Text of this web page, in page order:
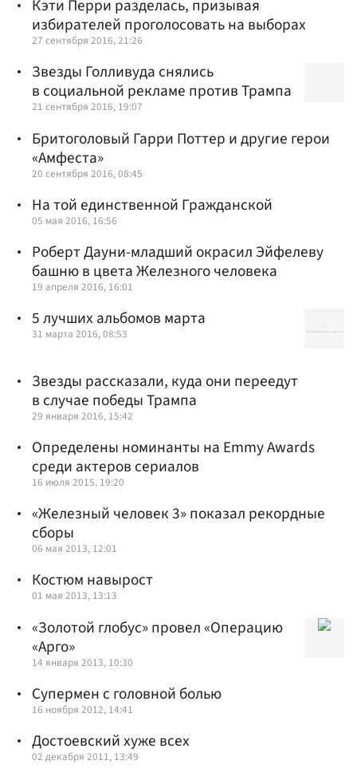
Кэти Перри разделась, призывая
избирателей проголосовать на выборах
27 сентября 2016, 21:26
Звезды Голливуда снялись
в социальной рекламе против Трампа
21 сентября 2016, 19:07
Бритоголовый Гарри Поттер и другие герои
«Амфеста»
20 сентября 2016, 08:45
На той единственной Гражданской
05 мая 2016, 16:56
Роберт Дауни-младший окрасил Эйфелеву
башню в цвета Железного человека
19 апреля 2016, 16:01
5 лучших альбомов марта
31 марта 2016, 08:53
Звезды рассказали, куда они переедут
в случае победы Трампа
29 января 2016, 15:42
Определены номинанты на Emmy Awards
среди актеров сериалов
16 июля 2015, 19:20
«Железный человек 3» показал рекордные
сборы
06 мая 2013, 12:01
Костюм навырост
01 мая 2013, 13:13
«Золотой глобус» провел «Операцию
«Арго»
14 января 2013, 10:30
Супермен с головной болью
16 ноября 2012, 14:41
Достоевский хуже всех
02 декабря 2011, 13:49